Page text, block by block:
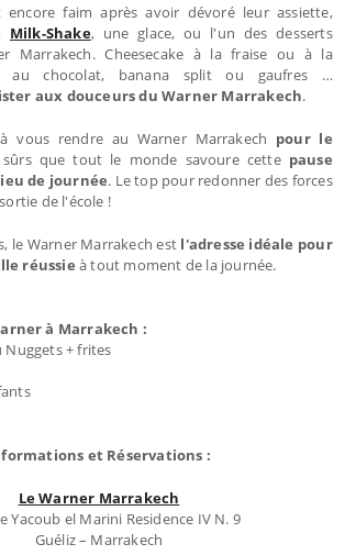
faim après avoir dévoré leur assiette,
Milk-Shake, une glace, ou l'un des desserts
Marrakech. Cheesecake à la fraise ou à la
au chocolat, banana split ou gaufres …
aux douceurs du Warner Marrakech.
vous rendre au Warner Marrakech pour le
que tout le monde savoure cette pause
de journée. Le top pour redonner des forces
de l'école !
le Warner Marrakech est l'adresse idéale pour
réussieà tout moment de la journée.
à Marrakech :
+ frites
et Réservations :
Le Warner Marrakech
Yacoub el Marini Residence IV N. 9
Guéliz – Marrakech